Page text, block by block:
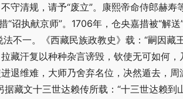
守清规，请予“废立”。康熙帝命侍郎赫寿
“诏执献京师”。1706年，仓央嘉措被“解
不一。《西藏民族政教史》载：“嗣因藏
藏汗复以种种杂言谤毁，钦使无可如何
退维难，大师乃舍弃名位，决然遁去，周
藏文十三世达赖传所载：“十三世达赖